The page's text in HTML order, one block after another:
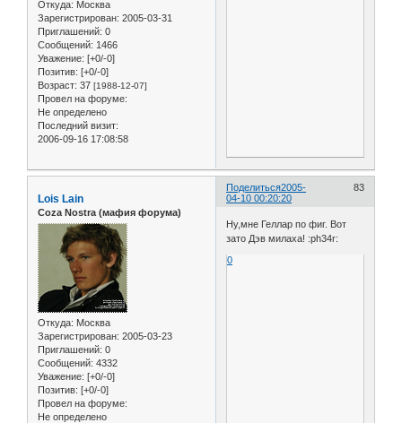
Откуда: Москва
Зарегистрирован: 2005-03-31
Приглашений: 0
Сообщений: 1466
Уважение: [+0/-0]
Позитив: [+0/-0]
Возраст: 37 [1988-12-07]
Провел на форуме:
Не определено
Последний визит:
2006-09-16 17:08:58
Поделиться 83
2005-
04-10 00:20:20
Lois Lain
Coza Nostra (мафия форума)
Откуда: Москва
Зарегистрирован: 2005-03-23
Приглашений: 0
Сообщений: 4332
Уважение: [+0/-0]
Позитив: [+0/-0]
Провел на форуме:
Не определено
Ну,мне Геллар по фиг. Вот
зато Дэв милаха! :ph34r:
0